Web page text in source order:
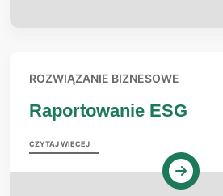
ROZWIĄZANIE BIZNESOWE
Raportowanie ESG
CZYTAJ WIĘCEJ